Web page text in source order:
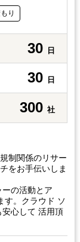
り
30 日
30 日
300 社
制関係のリサー
をお手伝いしま
の活動とア
す。クラウド ソ
心して 活用頂